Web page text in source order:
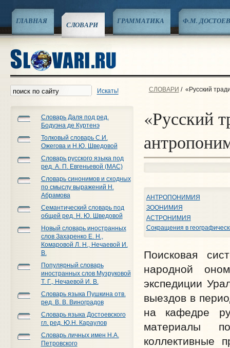
ГЛАВНАЯ СЛОВАРИ ГРАММАТИКА Ф.М.
Искать!
Словарь Даля под ред.
Бодуэна де Куртенэ
Толковый словарь С.И.
Ожегова и Н.Ю. Шведовой
Словарь русского языка под
ред. А. П. Евгеньевой (МАС)
Словарь синонимов и сходных
по смыслу выражений Н.
Абрамова
Семантический словарь под
общей ред. Н. Ю. Шведовой
Новый словарь иностранных
слов Захаренко Е. Н.,
Комаровой Л. Н., Нечаевой И.
В.
Популярный словарь
иностранных слов Музруковой
Т. Г., Нечаевой И. В.
Словарь языка Пушкина отв.
ред. В. В. Виноградов
Словарь языка Достоевского
гл. ред. Ю.Н. Караулов
Словарь личных имен Н.А.
Петровского
СЛОВАРИ / «Русский
«Русский
АНТРОПОНИМИЯ
ЗООНИМИЯ
АСТРОНИМИЯ
Сокращения в
Поисковая
народной
экспедиции
выездов в
на кафедре
материалы
коллективные